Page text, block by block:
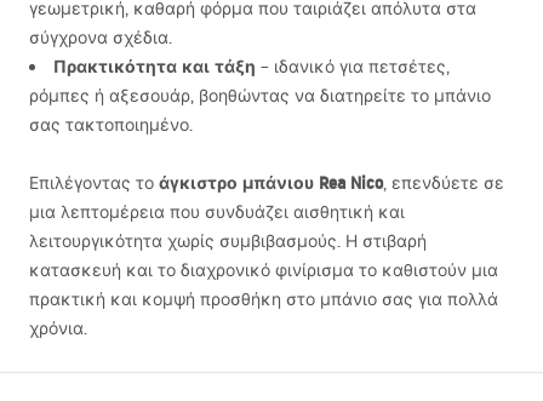
γεωμετρική, καθαρή φόρμα που ταιριάζει απόλυτα στα
σύγχρονα σχέδια.
Πρακτικότητα και τάξη – ιδανικό για πετσέτες,
ρόμπες ή αξεσουάρ, βοηθώντας να διατηρείτε το μπάνιο
σας τακτοποιημένο.
Επιλέγοντας το άγκιστρο μπάνιου Rea Nico, επενδύετε σε
μια λεπτομέρεια που συνδυάζει αισθητική και
λειτουργικότητα χωρίς συμβιβασμούς. Η στιβαρή
κατασκευή και το διαχρονικό φινίρισμα το καθιστούν μια
πρακτική και κομψή προσθήκη στο μπάνιο σας για πολλά
χρόνια.